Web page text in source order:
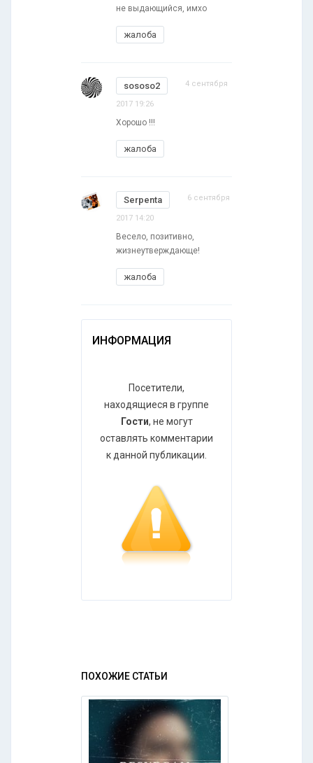
не выдающийся, имхо
жалоба
sososo2 4 сентября
2017 19:26
Хорошо !!!
жалоба
Serpenta 6 сентября
2017 14:20
Весело, позитивно,
жизнеутверждающе!
жалоба
ИНФОРМАЦИЯ
Посетители,
находящиеся в группе
Гости, не могут
оставлять комментарии
к данной публикации.
ПОХОЖИЕ СТАТЬИ